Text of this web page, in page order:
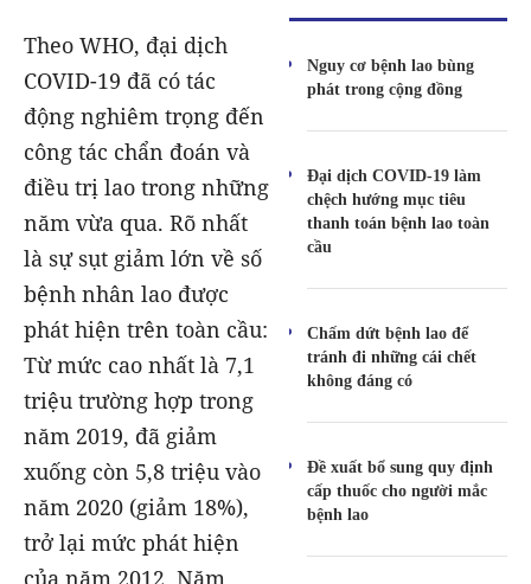
Nguy cơ bệnh lao bùng
phát trong cộng đồng
Đại dịch COVID-19 làm
chệch hướng mục tiêu
thanh toán bệnh lao toàn
cầu
Chấm dứt bệnh lao để
tránh đi những cái chết
không đáng có
Đề xuất bổ sung quy định
cấp thuốc cho người mắc
bệnh lao
Theo WHO, đại dịch
COVID-19 đã có tác
động nghiêm trọng đến
công tác chẩn đoán và
điều trị lao trong những
năm vừa qua. Rõ nhất
là sự sụt giảm lớn về số
bệnh nhân lao được
phát hiện trên toàn cầu:
Từ mức cao nhất là 7,1
triệu trường hợp trong
năm 2019, đã giảm
xuống còn 5,8 triệu vào
năm 2020 (giảm 18%),
trở lại mức phát hiện
của năm 2012. Năm